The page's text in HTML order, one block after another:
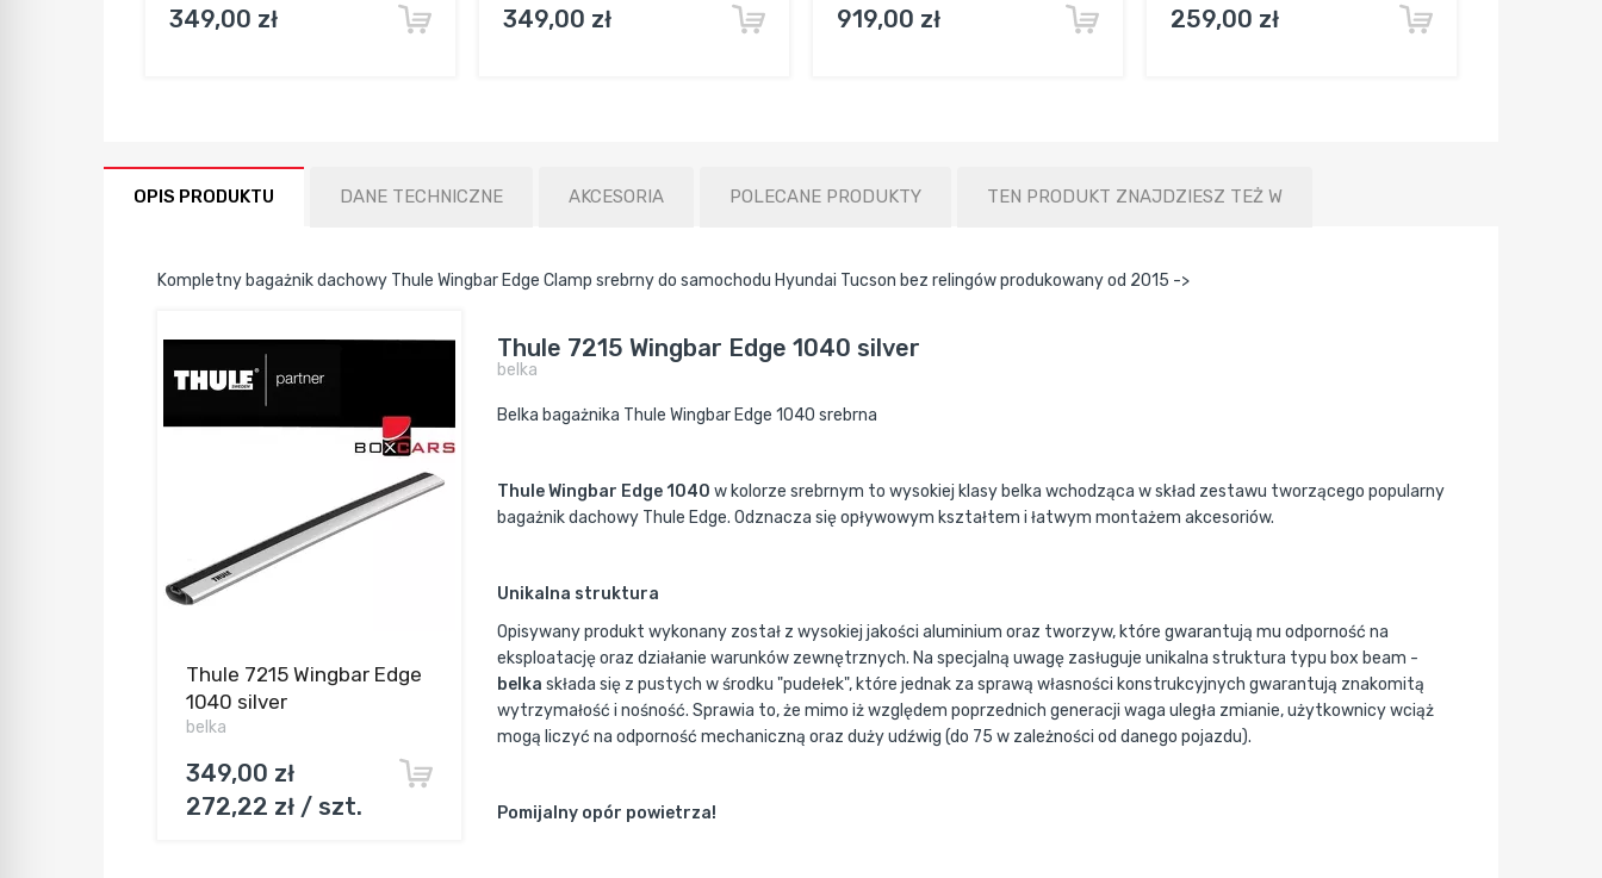
349,00 zł 349,00 zł 919,00 zł 259,00 zł
OPIS PRODUKTU DANE TECHNICZNE AKCESORIA POLECANE PRODUKTY TEN PRODUKT ZNAJDZIESZ TEŻ W
Kompletny bagażnik dachowy Thule Wingbar Edge Clamp srebrny do samochodu Hyundai Tucson bez relingów produkowany od 2015 ->
Thule 7215 Wingbar Edge
1040 silver
belka
349,00 zł
272,22 zł / szt.
Thule 7215 Wingbar Edge 1040 silver
belka
Belka bagażnika Thule Wingbar Edge 1040 srebrna
Thule Wingbar Edge 1040 w kolorze srebrnym to wysokiej klasy belka wchodząca w skład zestawu tworzącego popularny
bagażnik dachowy Thule Edge. Odznacza się opływowym kształtem i łatwym montażem akcesoriów.
Unikalna struktura
Opisywany produkt wykonany został z wysokiej jakości aluminium oraz tworzyw, które gwarantują mu odporność na
eksploatację oraz działanie warunków zewnętrznych. Na specjalną uwagę zasługuje unikalna struktura typu box beam -
belka składa się z pustych w środku "pudełek", które jednak za sprawą własności konstrukcyjnych gwarantują znakomitą
wytrzymałość i nośność. Sprawia to, że mimo iż względem poprzednich generacji waga uległa zmianie, użytkownicy wciąż
mogą liczyć na odporność mechaniczną oraz duży udźwig (do 75 w zależności od danego pojazdu).
Pomijalny opór powietrza!